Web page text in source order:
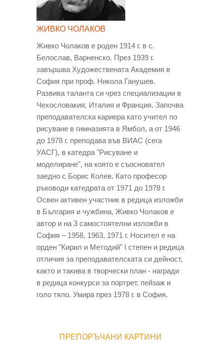
ЖИВКО ЧОЛАКОВ
Живко Чолаков е роден 1914 г. в с.
Белослав, Варненско. През 1939 г.
завършва Художествената Академия в
София при проф. Никола Ганушев.
Развива таланта си чрез специализации в
Чехословакия, Италия и Франция. Започва
преподавателска кариера като учител по
рисуване в гимназията в Ямбол, а от 1946
до 1978 г. преподава във ВИАС (сега
УАСГ), в катедра "Рисуване и
моделиране", на която е съосновател
заедно с Борис Колев. Като професор
ръководи катедрата от 1971 до 1978 г.
Освен активен участник в редица изложби
в България и чужбина, Живко Чолаков е
автор и на 3 самостоятелни изложби в
София – 1958, 1963, 1971 г. Носител е на
орден "Кирил и Методий" І степен и редица
отличия за преподавателската си дейност,
както и такива в творчески план - награди
в редица конкурси за портрет, пейзаж и
голо тяло. Умира през 1978 г. в София.
ПРЕПОРЪЧАНИ КАРТИНИ